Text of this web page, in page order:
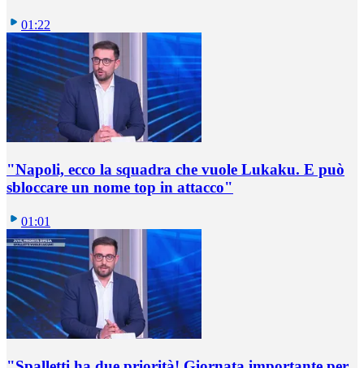
01:22
"Napoli, ecco la squadra che vuole Lukaku. E può
sbloccare un nome top in attacco"
01:01